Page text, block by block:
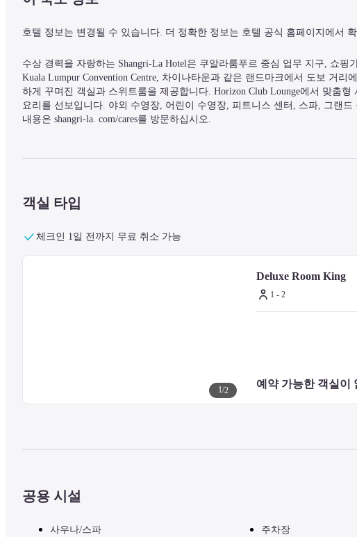
호텔 정보는 변경될 수 있습니다. 더 정확한 정보는 호텔 공식 홈페이지에서
수상 경력을 자랑하는 Shangri-La Hotel은 쿠알라룸푸르 중심 업무 지구, 쇼핑
Kuala Lumpur Convention Centre, 차이나타운과 같은 랜드마크에서 도보 거
하게 꾸며진 객실과 스위트룸을 제공합니다. Horizon Club Lounge에서 맞춤
요리를 선보입니다. 야외 수영장, 어린이 수영장, 피트니스 센터, 스파, 그랜
내용은 shangri-la. com/cares를 방문하십시오.
객실 타입
체크인 1일 전까지 무료 취소 가능
1/2
Deluxe Room King
1 - 2
예약 가능한 객실이
공용 시설
사우나/스파 주차장